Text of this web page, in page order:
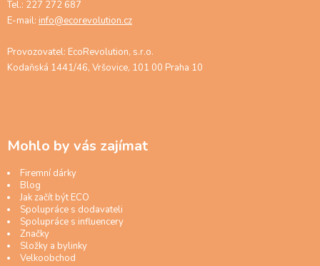
Tel.: 227 272 687
E-mail: info@ecorevolution.cz
Provozovatel: EcoRevolution, s.r.o.
Kodaňská 1441/46, Vršovice, 101 00 Praha 10
Mohlo by vás zajímat
Firemní dárky
Blog
Jak začít být ECO
Spolupráce s dodavateli
Spolupráce s influencery
Značky
Složky a bylinky
Velkoobchod